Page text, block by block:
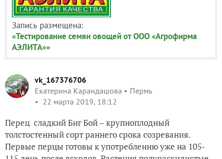
Запись размещена:
«Тестирование семян овощей от ООО «Агрофирма
АЭЛИТА»»
vk_167376706
Екатерина Карандашова
Пермь
22 марта 2019, 18:12
Перец сладкий Биг Бой – крупноплодный
толстостенный сорт раннего срока созревания.
Первые перцы готовы к употреблению уже на 105-